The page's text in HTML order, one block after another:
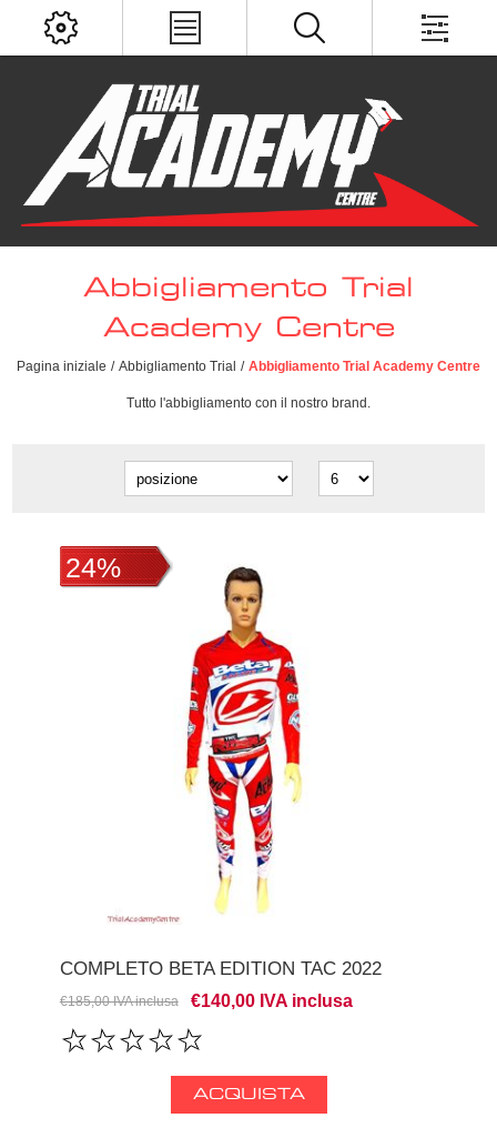
Abbigliamento Trial
Academy Centre
Pagina iniziale / Abbigliamento Trial / Abbigliamento Trial Academy Centre
Tutto l'abbigliamento con il nostro brand.
24%
COMPLETO BETA EDITION TAC 2022
€185,00 IVA inclusa €140,00 IVA inclusa